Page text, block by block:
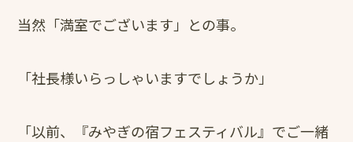
当然「満室でございます」との事。
「社長様いらっしゃいますでしょうか」
「以前、『みやぎの宿フェスティバル』でご一緒